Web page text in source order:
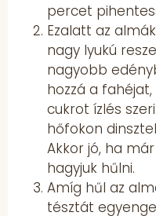
percet
Ezalatt az
nagy lyukú
nagyobb
hozzá a
cukrot ízlés
hőfokon
Akkor jó, ha
hagyjuk hűlni.
Amíg hűl az
tésztát